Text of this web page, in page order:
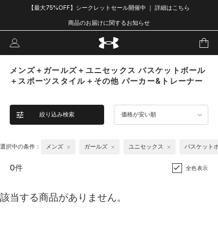
【最大75%OFF】シークレットセール開催中 ｜ 詳細はこちら
商品のお届けに関するお知らせ
メンズ＋ガールズ＋ユニセックス バスケットボール
＋スポーツスタイル＋その他 パーカー&トレーナー
絞り込み検索 価格が安い順
選択中の条件： メンズ ガールズ ユニセックス バスケット
0件 全色表示
該当する商品がありません。